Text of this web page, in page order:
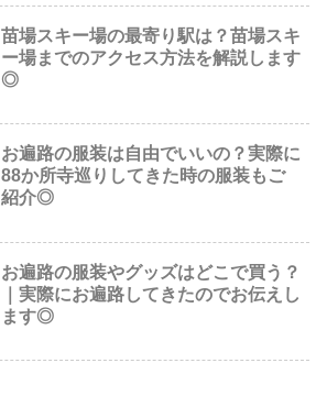
苗場スキー場の最寄り駅は？苗場スキ
ー場までのアクセス方法を解説します
◎
お遍路の服装は自由でいいの？実際に
88か所寺巡りしてきた時の服装もご
紹介◎
お遍路の服装やグッズはどこで買う？
｜実際にお遍路してきたのでお伝えし
ます◎